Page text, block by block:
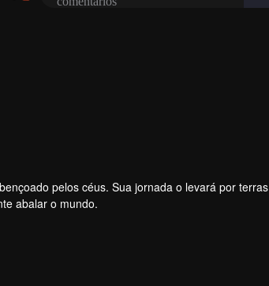
pelos céus. Sua jornada o levará por terras
abalar o mundo.